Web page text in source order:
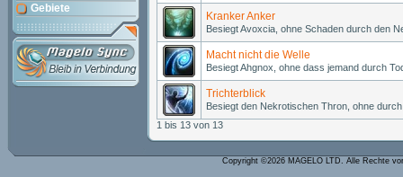
Gebiete
Kranker Anker
Besiegt Avoxcia, ohne Schaden durch den
Macht nicht die Welle
Besiegt Ahgnox, ohne dass jemand durch
Trichterblick
Besiegt den Nekrotischen Thron, ohne
1 bis 13 von 13
Copyright ©2026 MAGELO LTD. Alle Rechte